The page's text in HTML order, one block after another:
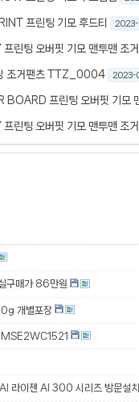
프린팅 기모 후드티
린팅 오버핏 기모 맨투맨 조
조거팬츠 TTZ_0004 2023-
BOARD 프린팅 오버핏 기모
린팅 오버핏 기모 맨투맨 조
구매가 86만원
개별포장
MSE2WC1521
라이젠 AI 300 시리즈 방문설